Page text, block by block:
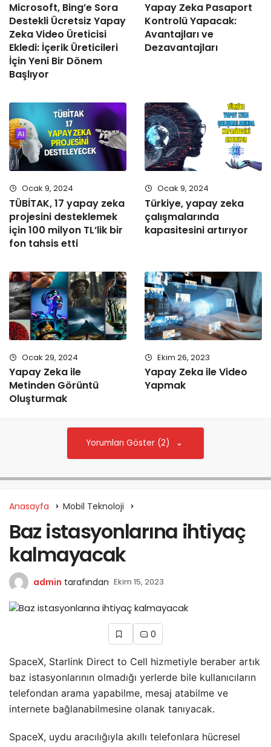
Microsoft, Bing’e Sora
Destekli Ücretsiz Yapay
Zeka Video Üreticisi
Ekledi: İçerik Üreticileri
İçin Yeni Bir Dönem
Başlıyor
Yapay Zeka Pasaport
Kontrolü Yapacak:
Avantajları ve
Dezavantajları
Ocak 9, 2024
TÜBİTAK, 17 yapay zeka
projesini desteklemek
için 100 milyon TL’lik bir
fon tahsis etti
Ocak 9, 2024
Türkiye, yapay zeka
çalışmalarında
kapasitesini artırıyor
Ocak 29, 2024
Yapay Zeka ile
Metinden Görüntü
Oluşturmak
Ekim 26, 2023
Yapay Zeka ile Video
Yapmak
Yorumları Göster (2)
Anasayfa Mobil Teknoloji
Baz istasyonlarına ihtiyaç
kalmayacak
admin tarafından Ekim 15, 2023
0
SpaceX, Starlink Direct to Cell hizmetiyle beraber artık
baz istasyonlarının olmadığı yerlerde bile kullanıcıların
telefondan arama yapabilme, mesaj atabilme ve
internete bağlanabilmesine olanak tanıyacak.
SpaceX, uydu aracılığıyla akıllı telefonlara hücresel